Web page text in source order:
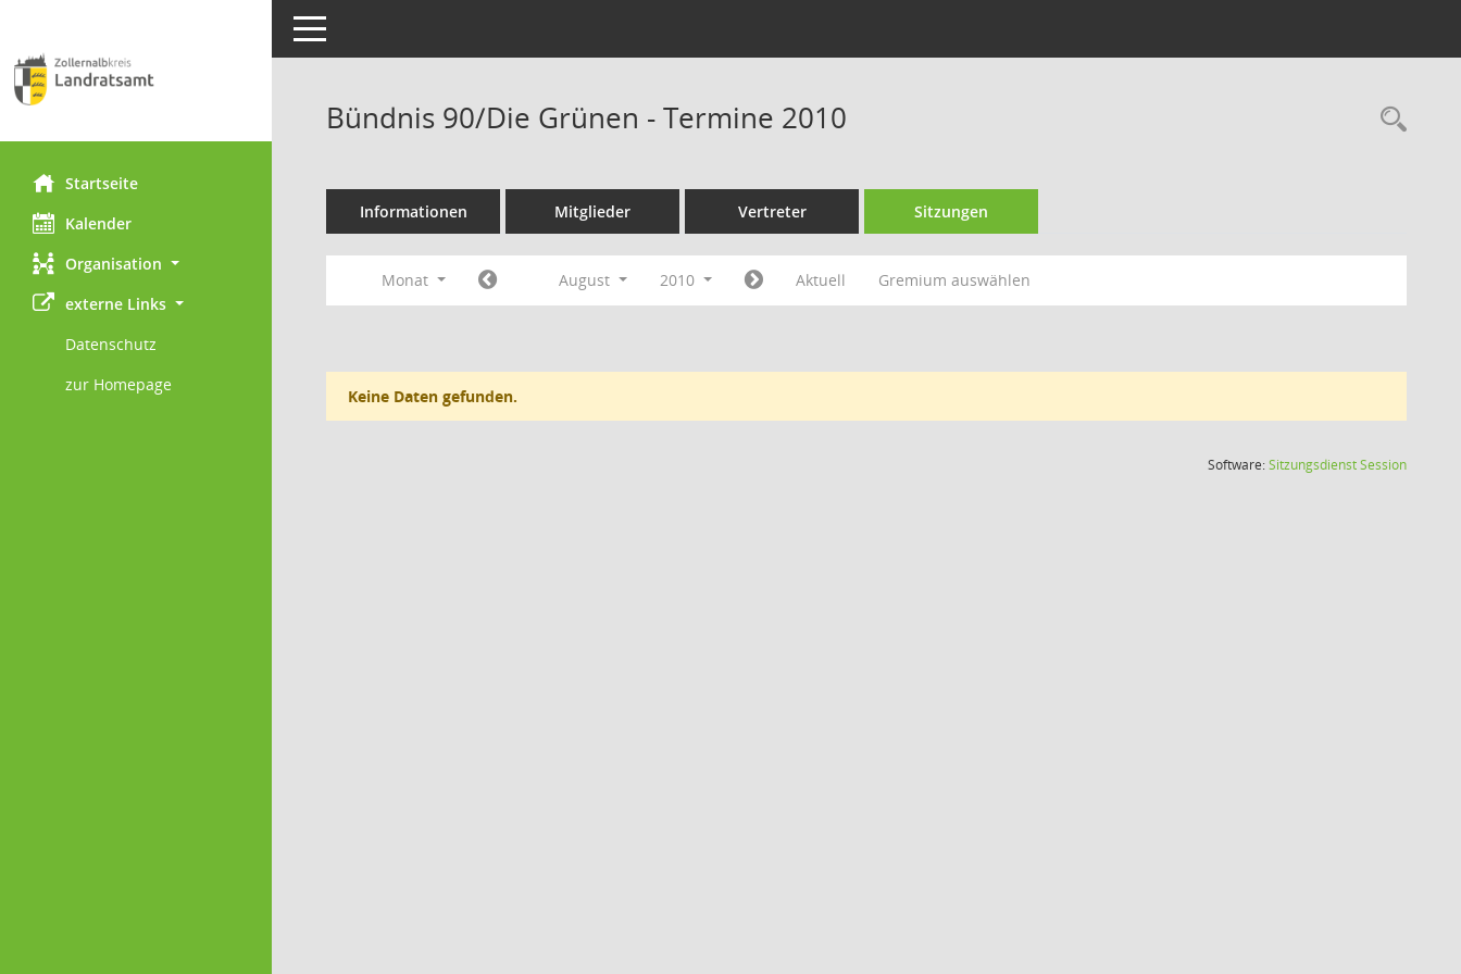
Startseite
Kalender
Organisation
externe Links
Datenschutz
zur Homepage
Toggle navigation
Bündnis 90/Die Grünen - Termine 2010
Informationen Mitglieder Vertreter Sitzungen
Monat August 2010 Aktuell Gremium auswählen
Keine Daten gefunden.
Software:SitzungsdienstSession(Wird in